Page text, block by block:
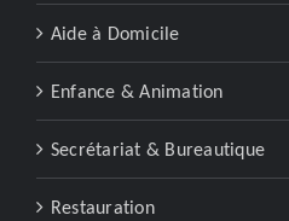
Aide à Domicile
Enfance & Animation
Secrétariat & Bureautique
Restauration